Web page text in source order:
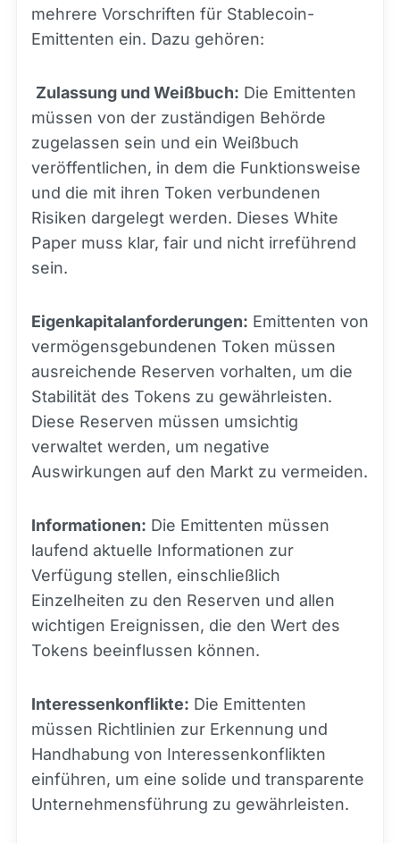
mehrere Vorschriften für Stablecoin-
Emittenten ein. Dazu gehören:
Zulassung und Weißbuch: Die Emittenten
müssen von der zuständigen Behörde
zugelassen sein und ein Weißbuch
veröffentlichen, in dem die Funktionsweise
und die mit ihren Token verbundenen
Risiken dargelegt werden. Dieses White
Paper muss klar, fair und nicht irreführend
sein.
Eigenkapitalanforderungen: Emittenten von
vermögensgebundenen Token müssen
ausreichende Reserven vorhalten, um die
Stabilität des Tokens zu gewährleisten.
Diese Reserven müssen umsichtig
verwaltet werden, um negative
Auswirkungen auf den Markt zu vermeiden.
Informationen: Die Emittenten müssen
laufend aktuelle Informationen zur
Verfügung stellen, einschließlich
Einzelheiten zu den Reserven und allen
wichtigen Ereignissen, die den Wert des
Tokens beeinflussen können.
Interessenkonflikte: Die Emittenten
müssen Richtlinien zur Erkennung und
Handhabung von Interessenkonflikten
einführen, um eine solide und transparente
Unternehmensführung zu gewährleisten.